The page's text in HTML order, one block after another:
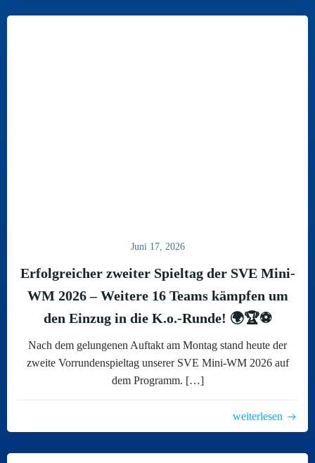
Juni 17, 2026
Erfolgreicher zweiter Spieltag der SVE Mini-
WM 2026 – Weitere 16 Teams kämpfen um
den Einzug in die K.o.-Runde! 🌍🏆⚽
Nach dem gelungenen Auftakt am Montag stand heute der
zweite Vorrundenspieltag unserer SVE Mini-WM 2026 auf
dem Programm. […]
weiterlesen